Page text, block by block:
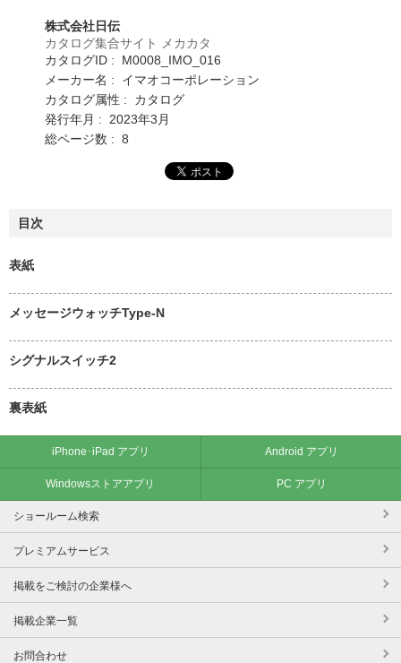
株式会社日伝
カタログ集合サイト メカカタ
カタログID : M0008_IMO_016
メーカー名 : イマオコーポレーション
カタログ属性 : カタログ
発行年月 : 2023年3月
総ページ数 : 8
目次
表紙
メッセージウォッチType-N
シグナルスイッチ2
裏表紙
iPhone･iPad アプリ Android アプリ
Windowsストアアプリ PC アプリ
ショールーム検索
プレミアムサービス
掲載をご検討の企業様へ
掲載企業一覧
お問合わせ